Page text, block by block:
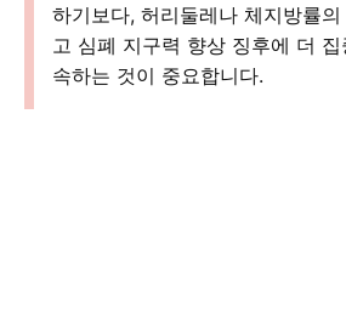
하기보다, 허리둘레나 체지방률
고 심폐 지구력 향상 징후에 더
속하는 것이 중요합니다.